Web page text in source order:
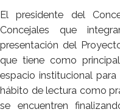
El presidente del
Concejales que
presentación del
que tiene como
espacio institucional
hábito de lectura como
se encuentren